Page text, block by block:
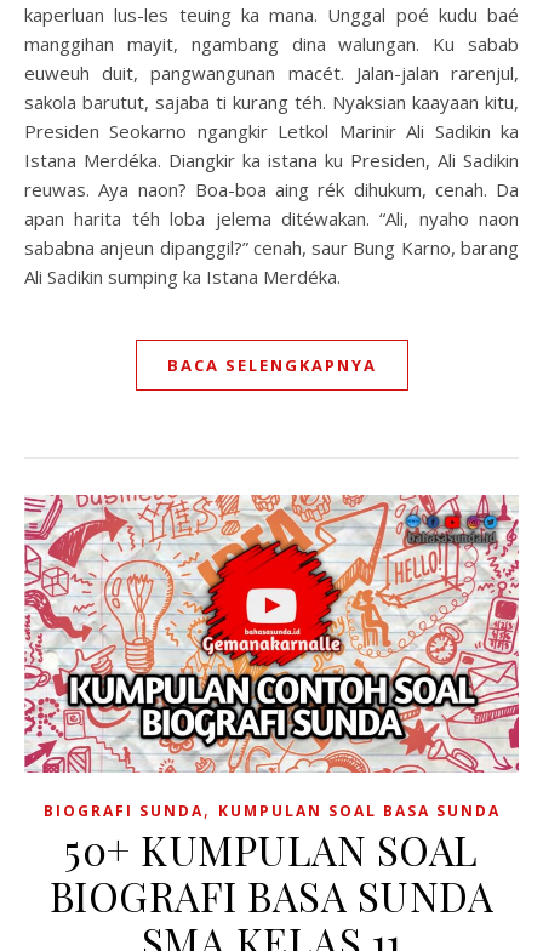
kaperluan lus-les teuing ka mana. Unggal poé kudu baé
manggihan mayit, ngambang dina walungan. Ku sabab
euweuh duit, pangwangunan macét. Jalan-jalan rarenjul,
sakola barutut, sajaba ti kurang téh. Nyaksian kaayaan kitu,
Presiden Seokarno ngangkir Letkol Marinir Ali Sadikin ka
Istana Merdéka. Diangkir ka istana ku Presiden, Ali Sadikin
reuwas. Aya naon? Boa-boa aing rék dihukum, cenah. Da
apan harita téh loba jelema ditéwakan. “Ali, nyaho naon
sababna anjeun dipanggil?” cenah, saur Bung Karno, barang
Ali Sadikin sumping ka Istana Merdéka.
BACA SELENGKAPNYA
BIOGRAFI SUNDA, KUMPULAN SOAL BASA SUNDA
50+ KUMPULAN SOAL
BIOGRAFI BASA SUNDA